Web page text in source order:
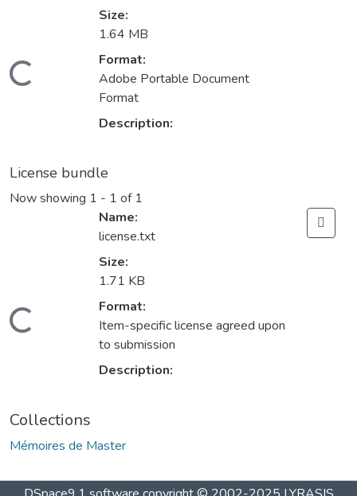
Loading...
Size:
1.64 MB
Format:
Adobe Portable Document
Format
Description:
License bundle
Now showing 1 - 1 of 1
Loading...
Name:
license.txt
Size:
1.71 KB
Format:
Item-specific license agreed upon
to submission
Description:
Collections
Mémoires de Master